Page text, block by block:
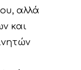
αλλά
και